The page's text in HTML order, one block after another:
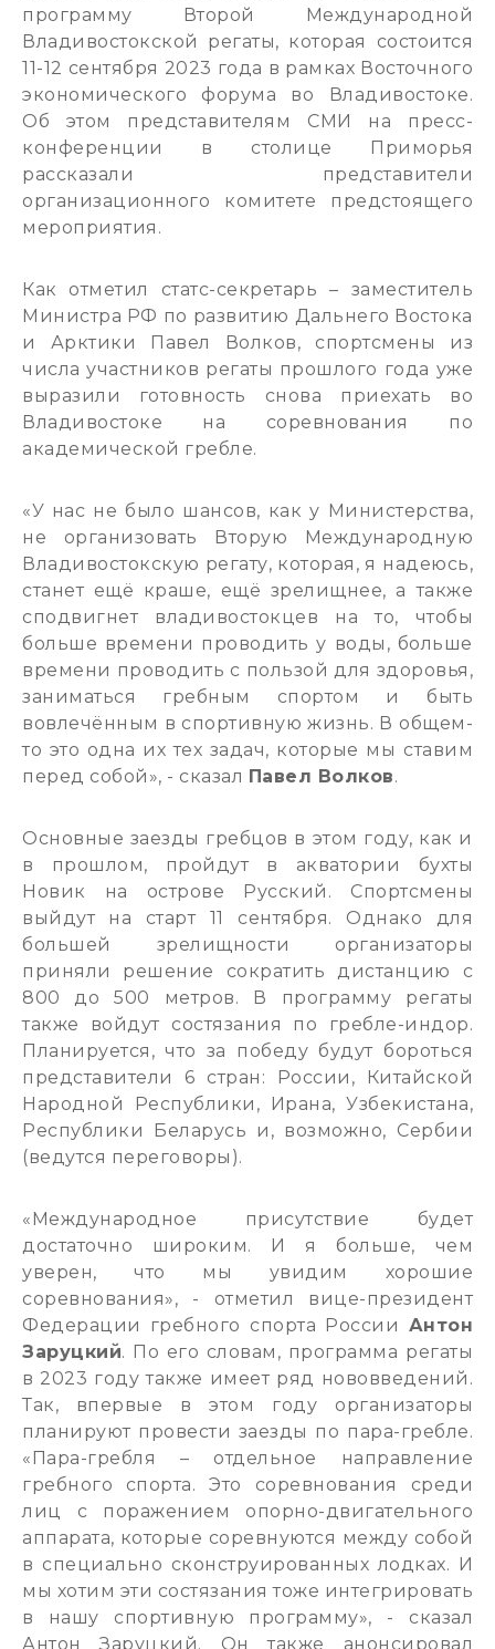
программу Второй Международной
Владивостокской регаты, которая состоится
11-12 сентября 2023 года в рамках Восточного
экономического форума во Владивостоке.
Об этом представителям СМИ на пресс-
конференции в столице Приморья
рассказали представители
организационного комитете предстоящего
мероприятия.
Как отметил статс-секретарь – заместитель
Министра РФ по развитию Дальнего Востока
и Арктики Павел Волков, спортсмены из
числа участников регаты прошлого года уже
выразили готовность снова приехать во
Владивостоке на соревнования по
академической гребле.
«У нас не было шансов, как у Министерства,
не организовать Вторую Международную
Владивостокскую регату, которая, я надеюсь,
станет ещё краше, ещё зрелищнее, а также
сподвигнет владивостокцев на то, чтобы
больше времени проводить у воды, больше
времени проводить с пользой для здоровья,
заниматься гребным спортом и быть
вовлечённым в спортивную жизнь. В общем-
то это одна их тех задач, которые мы ставим
перед собой», - сказал Павел Волков.
Основные заезды гребцов в этом году, как и
в прошлом, пройдут в акватории бухты
Новик на острове Русский. Спортсмены
выйдут на старт 11 сентября. Однако для
большей зрелищности организаторы
приняли решение сократить дистанцию с
800 до 500 метров. В программу регаты
также войдут состязания по гребле-индор.
Планируется, что за победу будут бороться
представители 6 стран: России, Китайской
Народной Республики, Ирана, Узбекистана,
Республики Беларусь и, возможно, Сербии
(ведутся переговоры).
«Международное присутствие будет
достаточно широким. И я больше, чем
уверен, что мы увидим хорошие
соревнования», - отметил вице-президент
Федерации гребного спорта России Антон
Заруцкий. По его словам, программа регаты
в 2023 году также имеет ряд нововведений.
Так, впервые в этом году организаторы
планируют провести заезды по пара-гребле.
«Пара-гребля – отдельное направление
гребного спорта. Это соревнования среди
лиц с поражением опорно-двигательного
аппарата, которые соревнуются между собой
в специально сконструированных лодках. И
мы хотим эти состязания тоже интегрировать
в нашу спортивную программу», - сказал
Антон Заруцкий. Он также анонсировал